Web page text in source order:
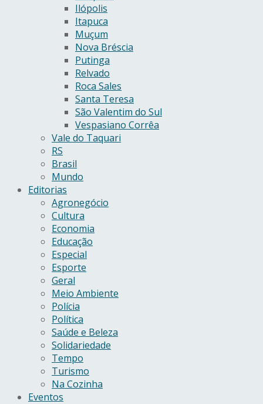
Ilópolis
Itapuca
Muçum
Nova Bréscia
Putinga
Relvado
Roca Sales
Santa Teresa
São Valentim do Sul
Vespasiano Corrêa
Vale do Taquari
RS
Brasil
Mundo
Editorias
Agronegócio
Cultura
Economia
Educação
Especial
Esporte
Geral
Meio Ambiente
Polícia
Política
Saúde e Beleza
Solidariedade
Tempo
Turismo
Na Cozinha
Eventos